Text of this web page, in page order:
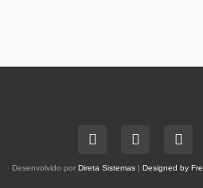
Desenvolvido por Direta Sistemas | Designed by